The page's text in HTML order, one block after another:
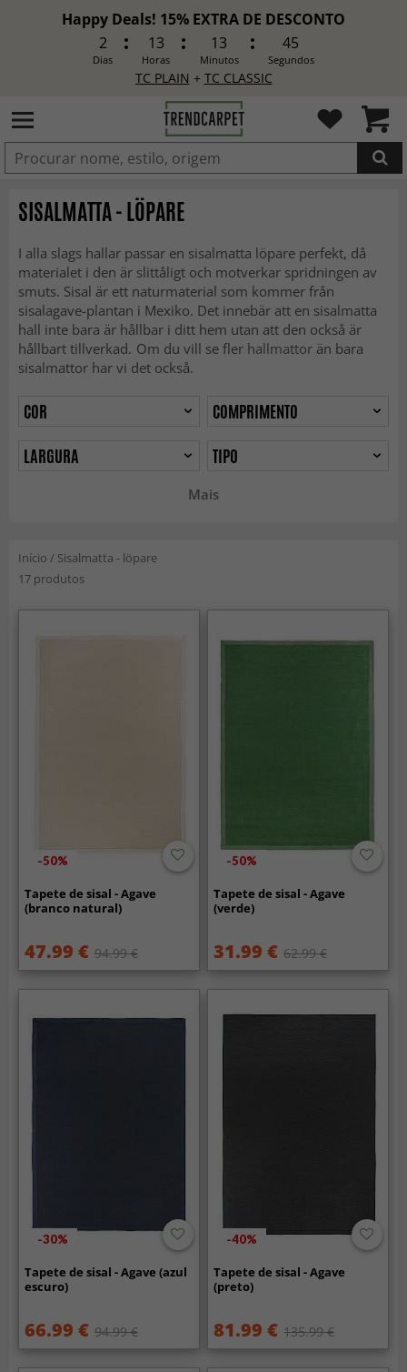
Happy Deals! 15% EXTRA DE DESCONTO
2
Dias
13
Horas
13
Minutos
43
Segundos
TC PLAIN + TC CLASSIC
ADICIONADO
SISALMATTA - LÖPARE
I alla slags hallar passar en sisalmatta löpare perfekt, då
materialet i den är slittåligt och motverkar spridningen av
smuts. Sisal är ett naturmaterial som kommer från
sisalagave-plantan i Mexiko. Det innebär att en sisalmatta
hall inte bara är hållbar i ditt hem utan att den också är
hållbart tillverkad. Om du vill se fler hallmattorän bara
sisalmattor har vi det också.
Mais
COR
COMPRIMENTO
LARGURA
TIPO
Início / Sisalmatta - löpare
17 produtos
-50%
Tapete de sisal - Agave
(branco natural)
47.99 € 94.99 €
-50%
Tapete de sisal - Agave
(verde)
31.99 € 62.99 €
-30%
Tapete de sisal - Agave (azul
escuro)
66.99 € 94.99 €
-40%
Tapete de sisal - Agave
(preto)
81.99 € 135.99 €